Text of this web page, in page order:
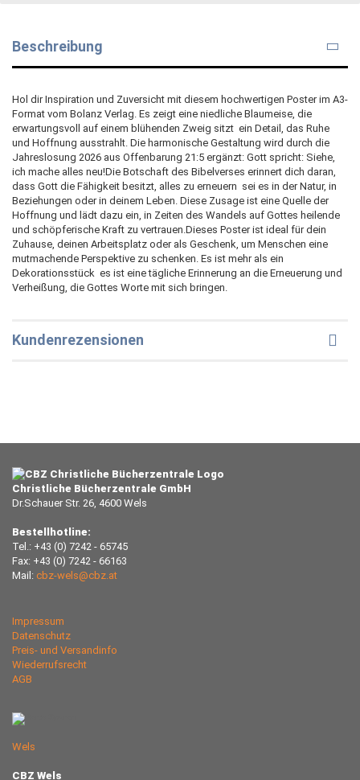
Beschreibung
Hol dir Inspiration und Zuversicht mit diesem hochwertigen Poster im A3-
Format vom Bolanz Verlag. Es zeigt eine niedliche Blaumeise, die
erwartungsvoll auf einem blühenden Zweig sitzt  ein Detail, das Ruhe
und Hoffnung ausstrahlt. Die harmonische Gestaltung wird durch die
Jahreslosung 2026 aus Offenbarung 21:5 ergänzt: Gott spricht: Siehe,
ich mache alles neu!Die Botschaft des Bibelverses erinnert dich daran,
dass Gott die Fähigkeit besitzt, alles zu erneuern  sei es in der Natur, in
Beziehungen oder in deinem Leben. Diese Zusage ist eine Quelle der
Hoffnung und lädt dazu ein, in Zeiten des Wandels auf Gottes heilende
und schöpferische Kraft zu vertrauen.Dieses Poster ist ideal für dein
Zuhause, deinen Arbeitsplatz oder als Geschenk, um Menschen eine
mutmachende Perspektive zu schenken. Es ist mehr als ein
Dekorationsstück  es ist eine tägliche Erinnerung an die Erneuerung und
Verheißung, die Gottes Worte mit sich bringen.
Kundenrezensionen
Christliche Bücherzentrale GmbH
Dr.Schauer Str. 26, 4600 Wels
Bestellhotline:
Tel.: +43 (0) 7242 - 65745
Fax: +43 (0) 7242 - 66163
Mail: cbz-wels@cbz.at
Impressum
Datenschutz
Preis- und Versandinfo
Wiederrufsrecht
AGB
Wels
CBZ Wels